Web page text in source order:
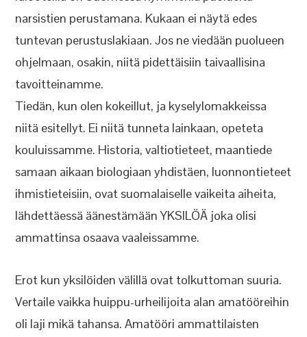
narsistien perustamana. Kukaan ei näytä edes
tuntevan perustuslakiaan. Jos ne viedään puolueen
ohjelmaan, osakin, niitä pidettäisiin taivaallisina
tavoitteinamme.
Tiedän, kun olen kokeillut, ja kyselylomakkeissa
niitä esitellyt. Ei niitä tunneta lainkaan, opeteta
kouluissamme. Historia, valtiotieteet, maantiede
samaan aikaan biologiaan yhdistäen, luonnontieteet
ihmistieteisiin, ovat suomalaiselle vaikeita aiheita,
lähdettäessä äänestämään YKSILÖÄ joka olisi
ammattinsa osaava vaaleissamme.
Erot kun yksilöiden välillä ovat tolkuttoman suuria.
Vertaile vaikka huippu-urheilijoita alan amatööreihin
oli laji mikä tahansa. Amatööri ammattilaisten